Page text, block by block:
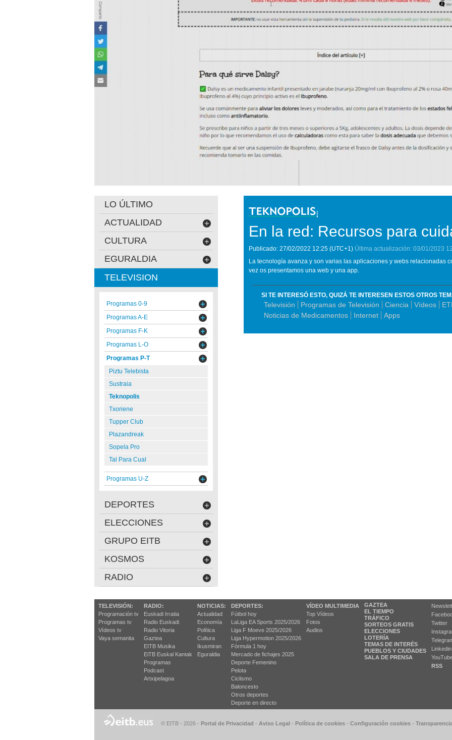
En la red: Recursos para
Publicado: 27/02/2022 12:25 (UTC+1) Última actualización: 03/01/2023
La tecnología avanza y son varias las aplicaciones y webs relacionadas
vez os presentamos una web y una app.
SI TE INTERESÓ ESTO, QUIZÁ TE INTERESEN ESTOS OTROS
Televisión Programas de Televisión Ciencia Vídeos
Noticias de Medicamentos
Internet Apps
LO ÚLTIMO
ACTUALIDAD
CULTURA
EGURALDIA
TELEVISION
Programas 0-9
Programas A-E
Programas F-K
Programas L-O
Programas P-T
Piztu Telebista
Sustraia
Teknopolis
Txoriene
Tupper Club
Plazandreak
Sopela Pro
Tal Para Cual
Programas U-Z
DEPORTES
ELECCIONES
GRUPO EITB
KOSMOS
RADIO
TELEVISIÓN:
Programación tv
Programas tv
Vídeos tv
Vaya semanita
RADIO:
Euskadi Irratia
Radio Euskadi
Radio Vitoria
Gaztea
EITB Musika
EiTB Euskal Kantak
Programas
Podcast
Artxipelagoa
NOTICIAS:
Actualidad
Economía
Política
Cultura
Ikusmiran
Eguraldia
DEPORTES:
Fútbol hoy
LaLiga EA Sports 2025/2026
Liga F Moeve 2025/2026
Liga Hypermotion 2025/2026
Fórmula 1 hoy
Mercado de fichajes 2025
Deporte Femenino
Pelota
Ciclismo
Baloncesto
Otros deportes
Deporte en directo
VÍDEO MULTIMEDIA
Top Vídeos
Fotos
Audios
GAZTEA
EL TIEMPO
TRÁFICO
SORTEOS GRATIS
ELECCIONES
LOTERÍA
TEMAS DE INTERÉS
PUEBLOS Y CIUDADES
SALA DE PRENSA
Twitter
Linkedin
RSS
© EITB - 2026 - Portal de Privacidad - Aviso Legal - Política de cookies - Configuración cookies -